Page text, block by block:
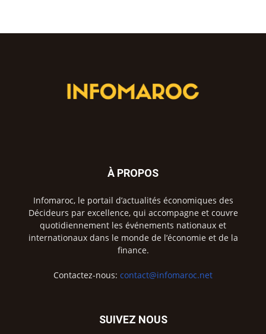
À PROPOS
Infomaroc, le portail d’actualités économiques des
Décideurs par excellence, qui accompagne et couvre
quotidiennement les événements nationaux et
internationaux dans le monde de l’économie et de la
finance.
Contactez-nous: contact@infomaroc.net
SUIVEZ NOUS